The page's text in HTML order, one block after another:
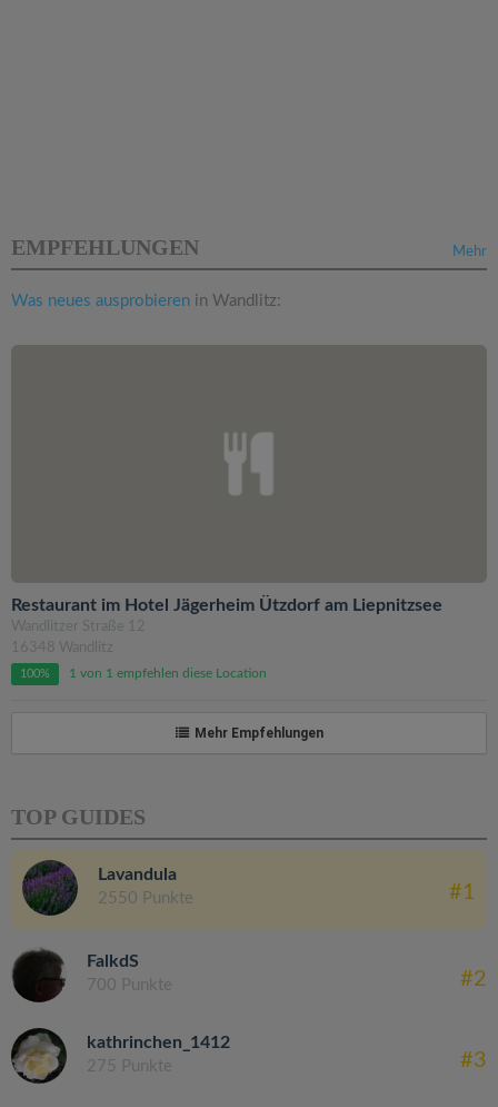
Mehr
EMPFEHLUNGEN
Was neues ausprobieren in Wandlitz:
Restaurant im Hotel Jägerheim Ützdorf am Liepnitzsee
Wandlitzer Straße 12
16348 Wandlitz
100% 1 von 1 empfehlen diese Location
Mehr Empfehlungen
TOP GUIDES
Lavandula
2550 Punkte #1
FalkdS
700 Punkte #2
kathrinchen_1412
275 Punkte #3